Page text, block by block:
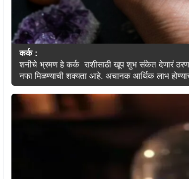
कर्क :
शनीचे भ्रमण हे कर्क राशीसाठी खूप शुभ संकेत देणारं
नफा मिळण्याची शक्यता आहे. अचानक आर्थिक लाभ